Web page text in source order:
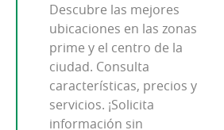
Descubre las mejores
ubicaciones en las zonas
prime y el centro de la
ciudad. Consulta
características, precios y
servicios. ¡Solicita
información sin